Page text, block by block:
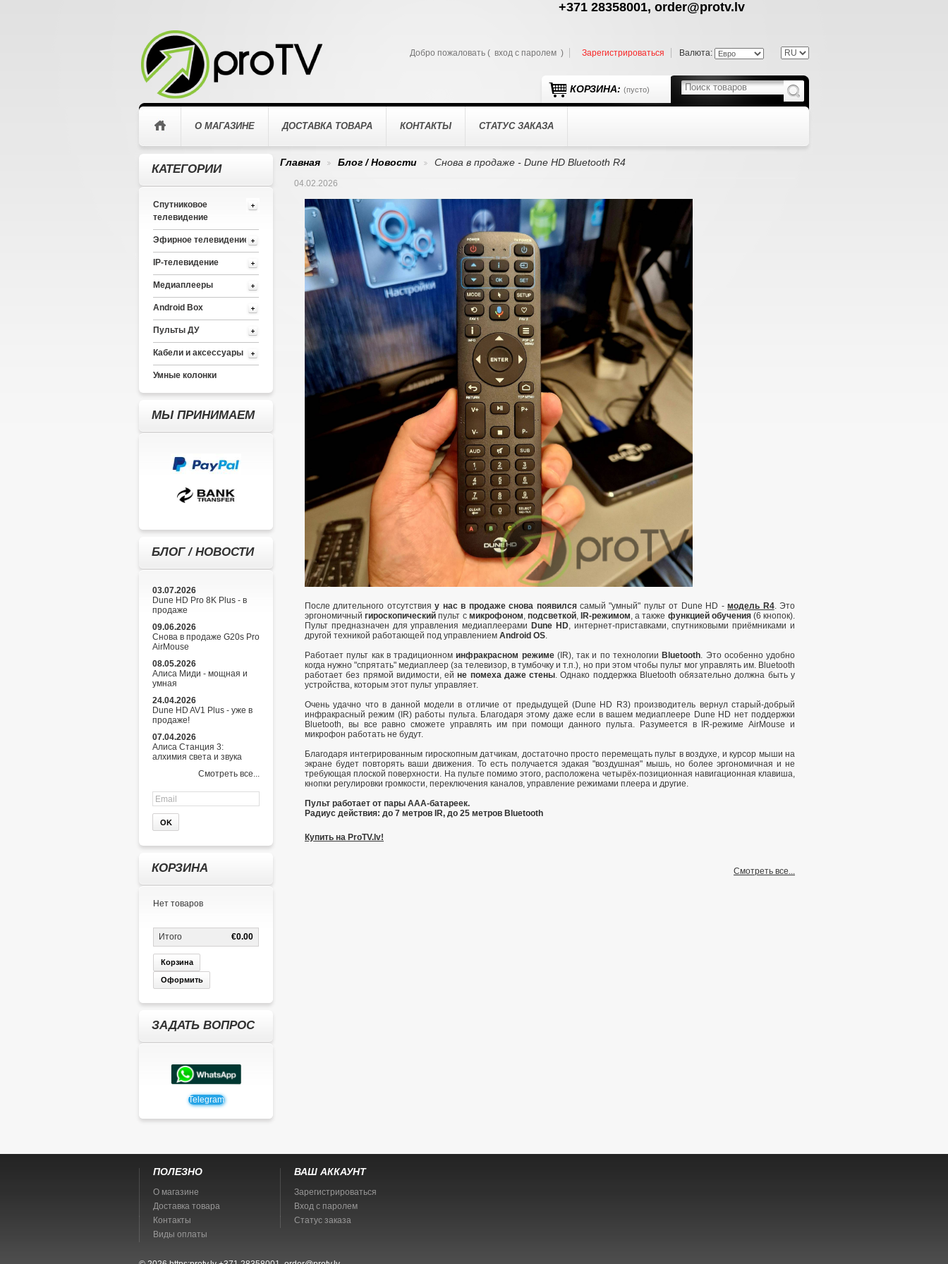
+371 28358001, order@protv.lv
Валюта:
О МАГАЗИНЕ ДОСТАВКА ТОВАРА КОНТАКТЫ СТАТУС ЗАКАЗА
КОРЗИНА: (пусто)
Зарегистрироваться
Добро пожаловать ( вход с паролем )
КАТЕГОРИИ
Спутниковое
телевидение
Эфирное телевидение
IP-телевидение
Медиаплееры
Android Box
Пульты ДУ
Кабели и аксессуары
Умные колонки
МЫ ПРИНИМАЕМ
БЛОГ / НОВОСТИ
03.07.2026
Dune HD Pro 8K Plus - в
продаже
09.06.2026
Снова в продаже G20s Pro
AirMouse
08.05.2026
Алиса Миди - мощная и
умная
24.04.2026
Dune HD AV1 Plus - уже в
продаже!
07.04.2026
Алиса Станция 3:
алхимия света и звука
Смотреть все...
КОРЗИНА
Нет товаров
€0.00
Итого
Корзина
Оформить
ЗАДАТЬ ВОПРОС
Telegram
Главная
Блог / Новости
Снова в продаже - Dune HD Bluetooth R4
04.02.2026
После длительного отсутствия у нас в продаже снова появилсясамый "умный" пульт от Dune HD -модель R4. Это
эргономичныйгироскопический пульт с микрофоном, подсветкой, IR-режимом, а также функцией обучения(6 кнопок).
Пульт предназначен для управления медиаплеерами Dune HD, интернет-приставками, спутниковыми приёмниками и
другой техникой работающей под управлением Android OS.
Работает пульт как в традиционноминфракрасном режиме(IR), так и по технологии Bluetooth. Это особенно удобно
когда нужно "спрятать" медиаплеер (за телевизор, в тумбочку и т.п.), но при этом чтобы пульт мог управлять им. Bluetooth
работает без прямой видимости, ейне помеха даже стены. Однако поддержка Bluetooth обязательно должна быть у
устройства, которым этот пульт управляет.
Очень удачно что в данной модели в отличие от предыдущей (Dune HD R3) производитель вернул старый-добрый
инфракрасный режим (IR) работы пульта. Благодаря этому даже если в вашем медиаплеере Dune HD нет поддержки
Bluetooth, вы все равно сможете управлять им при помощи данного пульта. Разумеется в IR-режиме AirMouse и
микрофон работать не будут.
Благодаря интегрированным гироскопным датчикам, достаточно просто перемещать пульт в воздухе, и курсор мыши на
экране будет повторять ваши движения. То есть получается эдакая "воздушная" мышь, но более эргономичная и не
требующая плоской поверхности. На пульте помимо этого, расположена четырёх-позиционная навигационная клавиша,
кнопки регулировки громкости, переключения каналов, управление режимами плеера и другие.
Пульт работает от пары AAA-батареек.
Радиус действия: до 7 метров IR, до 25 метров Bluetooth
Купить на ProTV.lv!
Смотреть все...
ПОЛЕЗНО
О магазине
Доставка товара
Контакты
Виды оплаты
ВАШ АККАУНТ
Зарегистрироваться
Вход с паролем
Статус заказа